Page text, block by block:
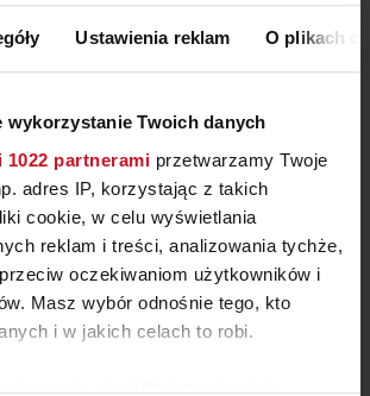
Ustawienia reklam O plikach
wykorzystanie Twoich danych
1022 partnerami przetwarzamy Twoje
adres IP, korzystając z takich
cookie, w celu wyświetlania
reklam i treści, analizowania tychże,
oczekiwaniom użytkowników i
Masz wybór odnośnie tego, kto
i w jakich celach to robi.
to zgodę, chcielibyśmy również: